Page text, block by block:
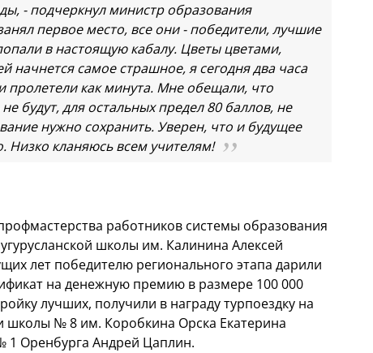
- подчеркнул министр образования
первое место, все они - победители, лучшие
в настоящую кабалу. Цветы цветами,
начнется самое страшное, я сегодня два часа
пролетели как минута. Мне обещали, что
будут, для остальных предел 80 баллов, не
нужно сохранить. Уверен, что и будущее
Низко кланяюсь всем учителям!
работников системы образования
школы им. Калинина Алексей
лет победителю регионального этапа дарили
на денежную премию в размере 100 000
лучших, получили в награду турпоездку на
школы № 8 им. Коробкина Орска Екатерина
1 Оренбурга Андрей Цаплин.